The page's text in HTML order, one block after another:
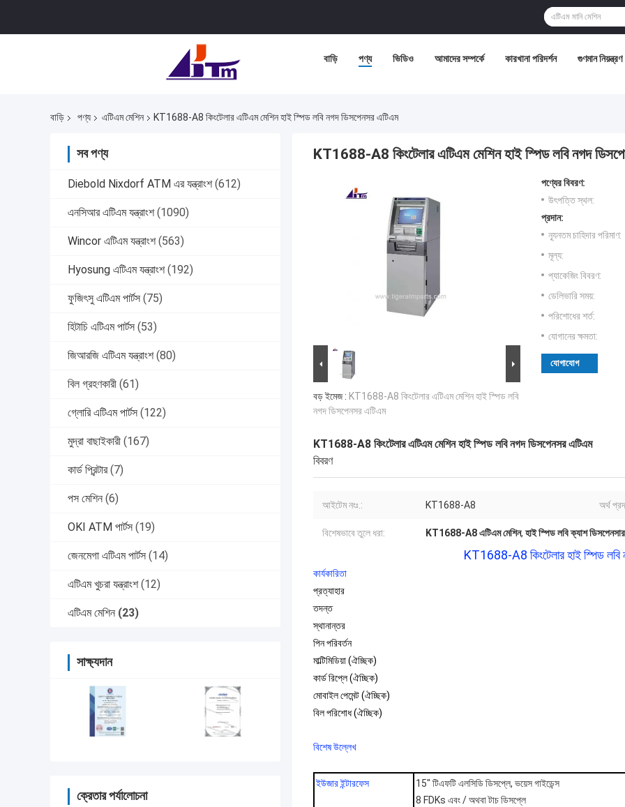
বাড়ি পণ্য ভিডিও আমাদের সম্পর্কে কারখানা পরিদর্শন গুণমান নিয়ন্ত্রণ
বাড়ি পণ্য এটিএম মেশিন KT1688-A8 কিংটেলার এটিএম মেশিন হাই স্পিড লবি নগদ ডিসপেনসর এটিএম
সব পণ্য
Diebold Nixdorf ATM এর যন্ত্রাংশ (612)
এনসিআর এটিএম যন্ত্রাংশ (1090)
Wincor এটিএম যন্ত্রাংশ (563)
Hyosung এটিএম যন্ত্রাংশ (192)
ফুজিৎসু এটিএম পার্টস (75)
হিটাচি এটিএম পার্টস (53)
জিআরজি এটিএম যন্ত্রাংশ (80)
বিল গ্রহণকারী (61)
গ্লোরি এটিএম পার্টস (122)
মুদ্রা বাছাইকারী (167)
কার্ড প্রিন্টার (7)
পস মেশিন (6)
OKI ATM পার্টস (19)
জেনমেগা এটিএম পার্টস (14)
এটিএম খুচরা যন্ত্রাংশ (12)
এটিএম মেশিন (23)
সাক্ষ্যদান
ক্রেতার পর্যালোচনা
KT1688-A8 কিংটেলার এটিএম মেশিন হাই স্পিড লবি নগদ
বড় ইমেজ : KT1688-A8 কিংটেলার এটিএম মেশিন হাই স্পিড লবি
নগদ ডিসপেনসর এটিএম
পণ্যের বিবরণ:
উৎপত্তি স্থল:
প্রদান:
ন্যূনতম চাহিদার পরিমাণ:
মূল্য:
প্যাকেজিং বিবরণ:
ডেলিভারি সময়:
পরিশোধের শর্ত:
যোগানের ক্ষমতা:
যোগাযোগ
KT1688-A8 কিংটেলার এটিএম মেশিন হাই স্পিড লবি নগদ ডিসপেনসর এটিএম
বিবরণ
আইটেম নংঃ.: KT1688-A8 অর্থ
বিশেষভাবে তুলে ধরা: KT1688-A8 এটিএম মেশিন, হাই স্পিড লবি ক্যাশ ডিসপেনসার
KT1688-A8 কিংটেলার হাই স্পিড লবি
কার্যকারিতা
প্রত্যাহার
তদন্ত
স্থানান্তর
পিন পরিবর্তন
মাল্টিমিডিয়া (ঐচ্ছিক)
কার্ড রিপ্লে (ঐচ্ছিক)
মোবাইল পেমেন্ট (ঐচ্ছিক)
বিল পরিশোধ (ঐচ্ছিক)
বিশেষ উল্লেখ
ইউজার ইন্টারফেস
15" টিএফটি এলসিডি ডিসপ্লে, ভয়েস গাইডেন্স
8 FDKs এবং / অথবা টাচ ডিসপ্লে